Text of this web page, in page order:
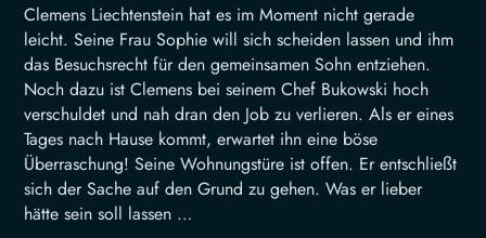
Clemens Liechtenstein hat es im Moment nicht gerade
leicht. Seine Frau Sophie will sich scheiden lassen und ihm
das Besuchsrecht für den gemeinsamen Sohn entziehen.
Noch dazu ist Clemens bei seinem Chef Bukowski hoch
verschuldet und nah dran den Job zu verlieren. Als er eines
Tages nach Hause kommt, erwartet ihn eine böse
Überraschung! Seine Wohnungstüre ist offen. Er entschließt
sich der Sache auf den Grund zu gehen. Was er lieber
hätte sein soll lassen …